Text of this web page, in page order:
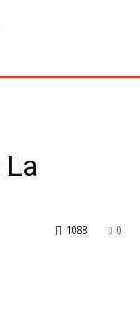
0
1088